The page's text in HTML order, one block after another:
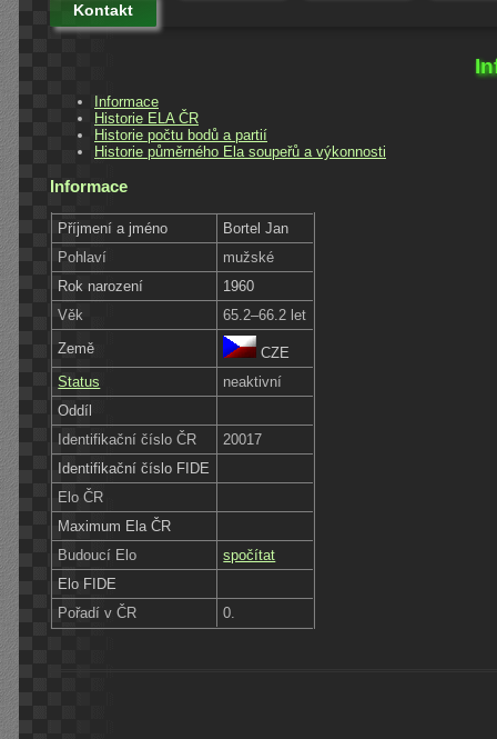
Kontakt
Informace
Historie ELA ČR
Historie počtu bodů a partií
Historie půměrného Ela soupeřů a výkonnosti
Informace
Příjmení a jméno
Bortel Jan
Pohlaví
mužské
Rok narození
1960
Věk
65.2–66.2 let
Země
CZE
Status
neaktivní
Oddíl
Identifikační číslo ČR
20017
Identifikační číslo FIDE
Elo ČR
Maximum Ela ČR
Budoucí Elo
spočítat
Elo FIDE
Pořadí v ČR
0.